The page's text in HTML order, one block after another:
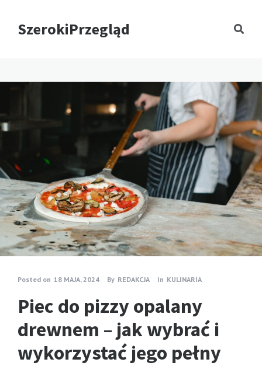
SzerokiPrzegląd
Posted on 18 MAJA, 2024 By REDAKCJA In KULINARIA
Piec do pizzy opalany
drewnem – jak wybrać i
wykorzystać jego pełny